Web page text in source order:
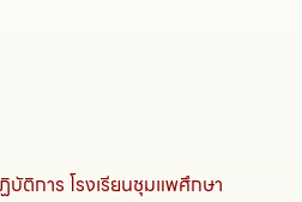
ติการ โรงเรียนชุมแพศึกษา